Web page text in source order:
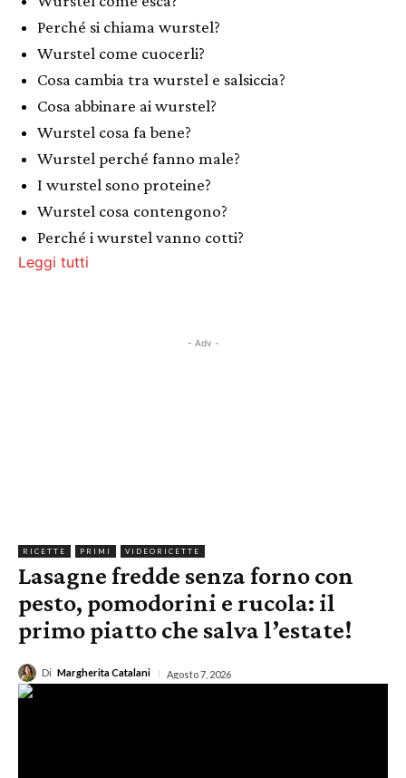
Perché si chiama wurstel?
Wurstel come cuocerli?
Cosa cambia tra wurstel e salsiccia?
Cosa abbinare ai wurstel?
Wurstel cosa fa bene?
Wurstel perché fanno male?
I wurstel sono proteine?
Wurstel cosa contengono?
Perché i wurstel vanno cotti?
Leggi tutti
- Adv -